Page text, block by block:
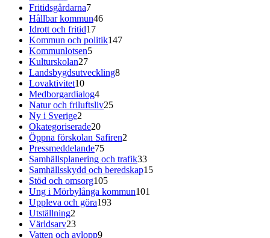
Fritidsgårdarna7
Hållbar kommun46
Idrott och fritid17
Kommun och politik147
Kommunlotsen5
Kulturskolan27
Landsbygdsutveckling8
Lovaktivitet10
Medborgardialog4
Natur och friluftsliv25
Ny i Sverige2
Okategoriserade20
Öppna förskolan Safiren2
Pressmeddelande75
Samhällsplanering och trafik33
Samhällsskydd och beredskap15
Stöd och omsorg105
Ung i Mörbylånga kommun101
Uppleva och göra193
Utställning2
Världsarv23
Vatten och avlopp9